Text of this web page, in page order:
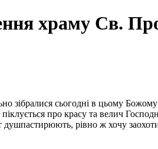
храму Св.
зібралися сьогодні в цьому
про красу та велич
рівно ж хочу